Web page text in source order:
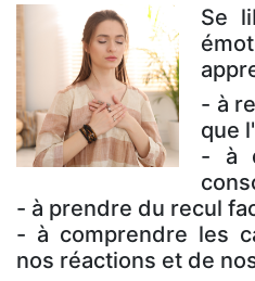
Se
- à
que
- à
- à prendre du recul
- à comprendre les
nos réactions et de